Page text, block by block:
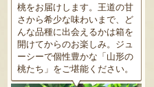
をクリアした最高級のブラン
ド牛。美しいサシ・きめ細か
な肉質・とろける食感・濃厚
な旨味、すべてが抜群です。
高級感のある黒化粧箱入りの
ため、大切な人への贈り物に
どうぞ！